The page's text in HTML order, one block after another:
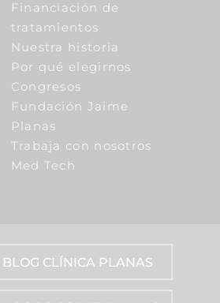
Financiación de
tratamientos
Nuestra historia
Por qué elegirnos
Congresos
Fundación Jaime
Planas
Trabaja con nosotros
Med Tech
BLOG CLÍNICA PLANAS